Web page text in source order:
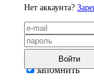
Нет аккаунта?
Войти
запомнить